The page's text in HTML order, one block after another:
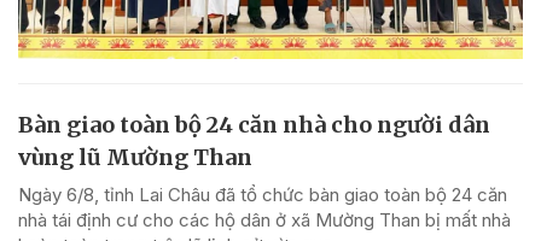
Bàn giao toàn bộ 24 căn nhà cho người dân
vùng lũ Mường Than
Ngày 6/8, tỉnh Lai Châu đã tổ chức bàn giao toàn bộ 24 căn
nhà tái định cư cho các hộ dân ở xã Mường Than bị mất nhà